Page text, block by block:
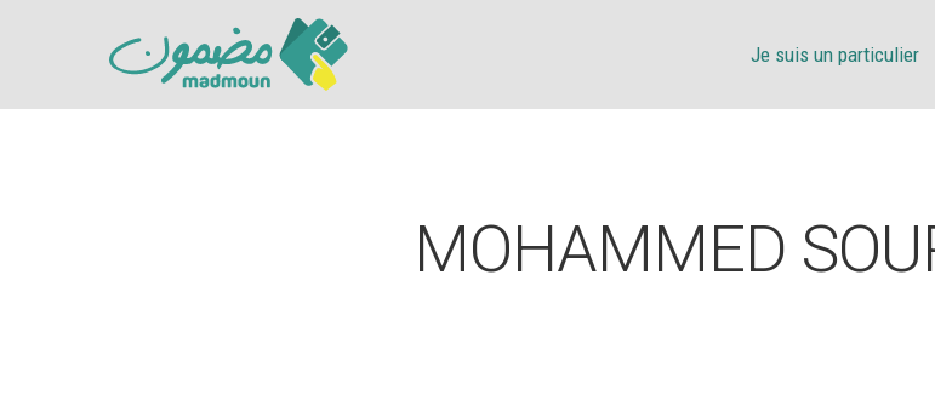
Hit enter to search or ESC to close
Je suis un particulier
MOHAMMED